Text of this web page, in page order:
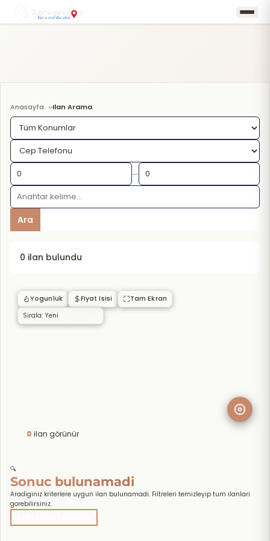
Anasayfa ›Ilan Arama
—
Ara
0 ilan bulundu
0 ilan görünür
Yogunluk Fiyat Isisi Tam Ekran
🔍
Sonuc bulunamadi
Aradiginiz kriterlere uygun ilan bulunamadi. Filtreleri temizleyip tum ilanlari
gorebilirsiniz.